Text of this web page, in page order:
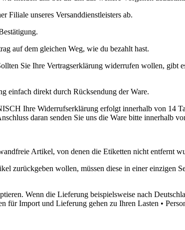
Filiale unseres Versanddienstleisters ab.
auf dem gleichen Weg, wie du bezahlt hast.
Sie Ihre Vertragserklärung widerrufen wollen, gibt
einfach direkt durch Rücksendung der Ware.
Ihre Widerrufserklärung erfolgt innerhalb von 14
daran senden Sie uns die Ware bitte innerhalb
Artikel, von denen die Etiketten nicht entfernt
zurückgeben wollen, müssen diese in einer einzigen
Wenn die Lieferung beispielsweise nach
für Import und Lieferung gehen zu Ihren Lasten •